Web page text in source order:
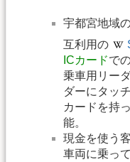
宇都宮地域
互利用の
ICカードで
乗車用リー
ダーにタッ
カードを持
能。
現金を使う
車両に乗っ